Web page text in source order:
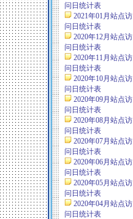
问日统计表
2021年01月站点访
问日统计表
2020年12月站点访
问日统计表
2020年11月站点访
问日统计表
2020年10月站点访
问日统计表
2020年09月站点访
问日统计表
2020年08月站点访
问日统计表
2020年07月站点访
问日统计表
2020年06月站点访
问日统计表
2020年05月站点访
问日统计表
2020年04月站点访
问日统计表